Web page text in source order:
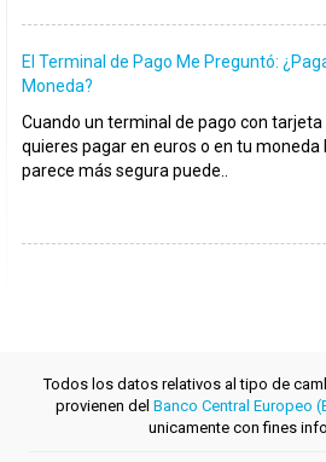
El Terminal de Pago Me Preguntó:
Moneda?
Cuando un terminal de pago con
quieres pagar en euros o en tu moneda
parece más segura puede..
Todos los datos relativos al tipo de
provienen del Banco Central Europeo
unicamente con fines